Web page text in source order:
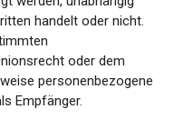
handelt oder nicht.
oder dem
personenbezogene
Empfänger.